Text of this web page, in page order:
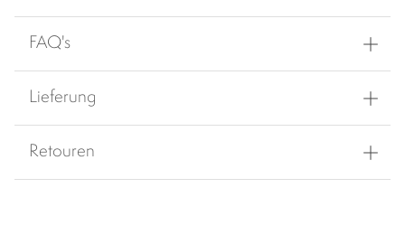
FAQ's
Lieferung
Retouren